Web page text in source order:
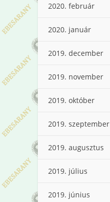
2020. február
2020. január
2019. december
2019. november
2019. október
2019. szeptember
2019. augusztus
2019. július
2019. június